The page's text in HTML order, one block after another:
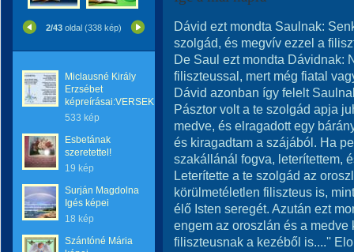
2/43 oldal (338 kép)
Miclausné Király
Erzsébet
képreírásai:VERSEK
533 kép
Esbetának
szeretettel!
19 kép
Surján Magdolna
Igés képei
18 kép
Szántóné Mária
Dávid ezt mondta Saulnak:
szolgád, és megvív ezzel a
De Saul ezt mondta Dávidnak:
filiszteussal, mert még fiatal
Dávid azonban így felelt
Pásztor volt a te szolgád apja
medve, és elragadott egy
és kiragadtam a szájából. Ha
szakállánál fogva, leterítettem,
Leterítette a te szolgád az
körülmetéletlen filiszteus is,
élő Isten seregét. Azután ezt
engem az oroszlán és a
filiszteusnak a kezéből is....''